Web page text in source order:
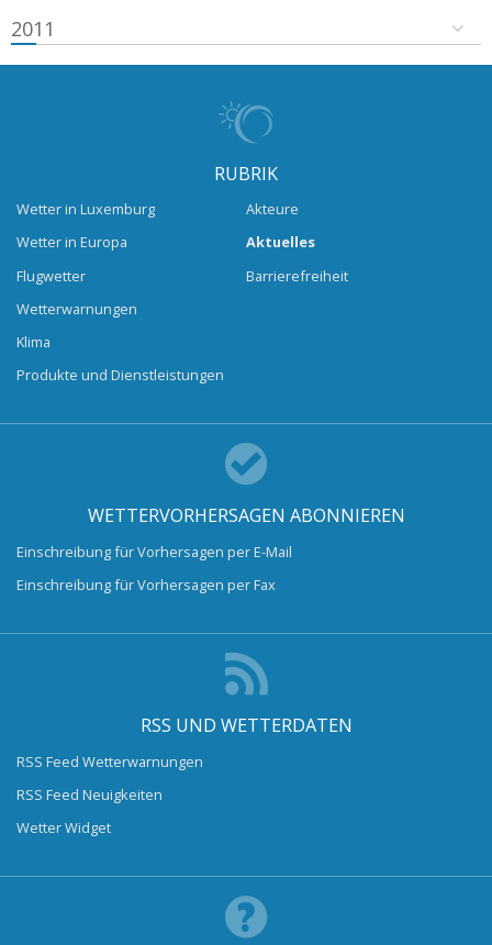
2011
RUBRIK
Wetter in Luxemburg
Wetter in Europa
Flugwetter
Wetterwarnungen
Klima
Produkte und Dienstleistungen
Akteure
Aktuelles
Barrierefreiheit
WETTERVORHERSAGEN ABONNIEREN
Einschreibung für Vorhersagen per E-Mail
Einschreibung für Vorhersagen per Fax
RSS UND WETTERDATEN
RSS Feed Wetterwarnungen
RSS Feed Neuigkeiten
Wetter Widget